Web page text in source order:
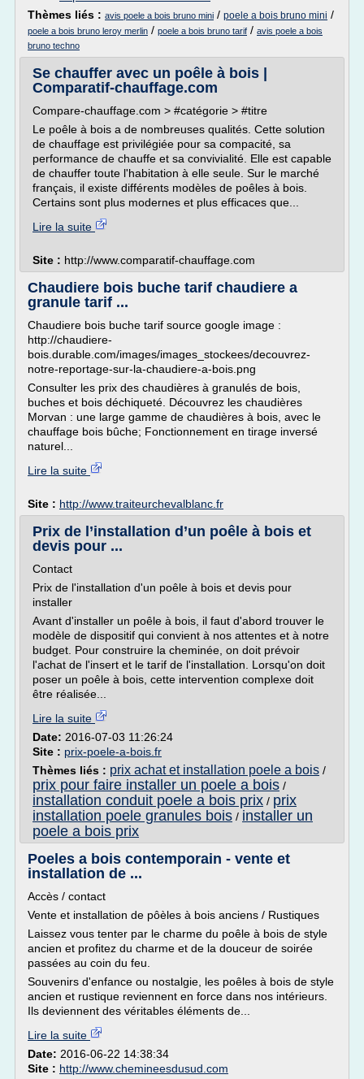
Thèmes liés : avis poele a bois bruno mini / poele a bois bruno mini /
poele a bois bruno leroy merlin / poele a bois bruno tarif / avis poele a bois
bruno techno
Se chauffer avec un poêle à bois |
Comparatif-chauffage.com
Compare-chauffage.com > #catégorie > #titre
Le poêle à bois a de nombreuses qualités. Cette solution
de chauffage est privilégiée pour sa compacité, sa
performance de chauffe et sa convivialité. Elle est capable
de chauffer toute l'habitation à elle seule. Sur le marché
français, il existe différents modèles de poêles à bois.
Certains sont plus modernes et plus efficaces que...
Lire la suite
Site : http://www.comparatif-chauffage.com
Chaudiere bois buche tarif chaudiere a
granule tarif ...
Chaudiere bois buche tarif source google image :
http://chaudiere-
bois.durable.com/images/images_stockees/decouvrez-
notre-reportage-sur-la-chaudiere-a-bois.png
Consulter les prix des chaudières à granulés de bois,
buches et bois déchiqueté. Découvrez les chaudières
Morvan : une large gamme de chaudières à bois, avec le
chauffage bois bûche; Fonctionnement en tirage inversé
naturel...
Lire la suite
Site : http://www.traiteurchevalblanc.fr
Prix de l’installation d’un poêle à bois et
devis pour ...
Contact
Prix de l'installation d'un poêle à bois et devis pour
installer
Avant d'installer un poêle à bois, il faut d'abord trouver le
modèle de dispositif qui convient à nos attentes et à notre
budget. Pour construire la cheminée, on doit prévoir
l'achat de l'insert et le tarif de l'installation. Lorsqu'on doit
poser un poêle à bois, cette intervention complexe doit
être réalisée...
Lire la suite
Date: 2016-07-03 11:26:24
Site : prix-poele-a-bois.fr
Thèmes liés : prix achat et installation poele a bois /
prix pour faire installer un poele a bois /
installation conduit poele a bois prix / prix
installation poele granules bois / installer un
poele a bois prix
Poeles a bois contemporain - vente et
installation de ...
Accès / contact
Vente et installation de pôèles à bois anciens / Rustiques
Laissez vous tenter par le charme du poêle à bois de style
ancien et profitez du charme et de la douceur de soirée
passées au coin du feu.
Souvenirs d'enfance ou nostalgie, les poêles à bois de style
ancien et rustique reviennent en force dans nos intérieurs.
Ils deviennent des véritables éléments de...
Lire la suite
Date: 2016-06-22 14:38:34
Site : http://www.chemineesdusud.com